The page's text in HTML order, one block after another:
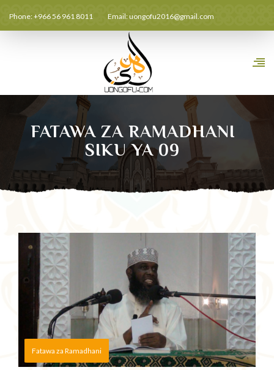
Phone: +966 56 961 8011 Email:uongofu2016@gmail.com
FATAWA ZA RAMADHANI
SIKU YA 09
Fatawa za Ramadhani